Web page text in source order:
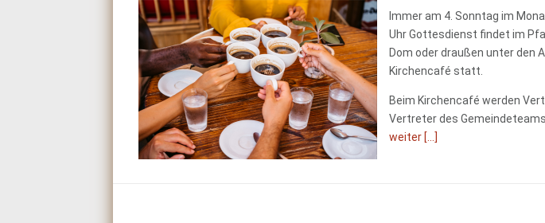
Immer am 4. Sonntag im
Uhr Gottesdienst findet im
Dom oder draußen unter den
Kirchencafé statt.
Beim Kirchencafé werden
Vertreter des
weiter [...]